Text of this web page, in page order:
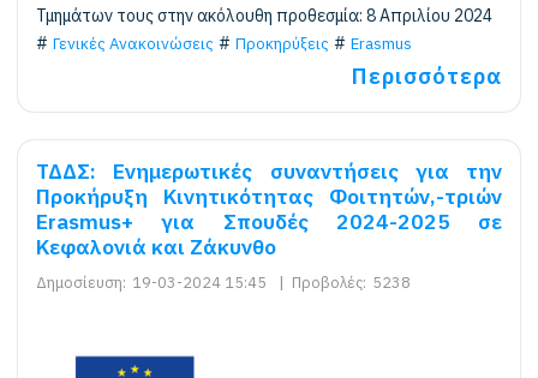
Τμημάτων τους στην ακόλουθη προθεσμία: 8 Απριλίου 2024
Γενικές Ανακοινώσεις
Προκηρύξεις Erasmus
Περισσότερα
ΤΔΔΣ: Ενημερωτικές συναντήσεις για την
Προκήρυξη Kινητικότητας Φοιτητών,-τριών
Erasmus+ για Σπουδές 2024-2025 σε
Κεφαλονιά και Ζάκυνθο
Δημοσίευση: 19-03-2024 15:45 | Προβολές: 5238